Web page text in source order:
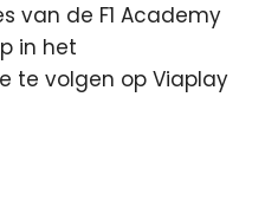
van de F1 Academy
in het
te volgen op Viaplay